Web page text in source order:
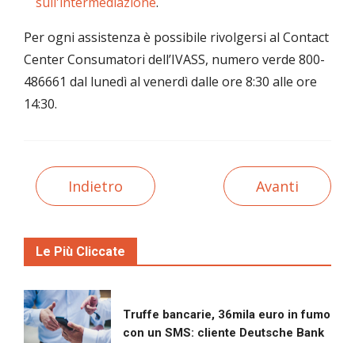
Per ogni assistenza è possibile rivolgersi al Contact
Center Consumatori dell’IVASS, numero verde 800-
486661 dal lunedì al venerdì dalle ore 8:30 alle ore
14:30.
Indietro Avanti
Le Più Cliccate
Truffe bancarie, 36mila euro in fumo
con un SMS: cliente Deutsche Bank